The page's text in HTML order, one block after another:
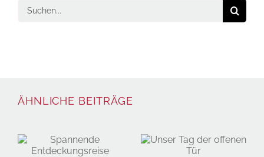
Suche
ÄHNLICHE BEITRÄGE